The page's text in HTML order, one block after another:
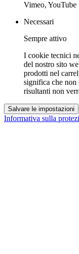
Vimeo, YouTube
Necessari
Sempre attivo
I cookie tecnici
del nostro sito
prodotti nel
significa che non
risultanti non
Salvare le impostazioni
Informativa sulla